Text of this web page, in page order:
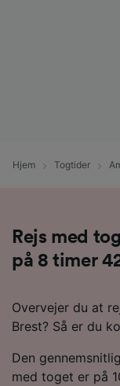
Hjem Togtider
Rejs med
på 8 timer
Overvejer du at
Brest? Så er du
Den
med toget er på